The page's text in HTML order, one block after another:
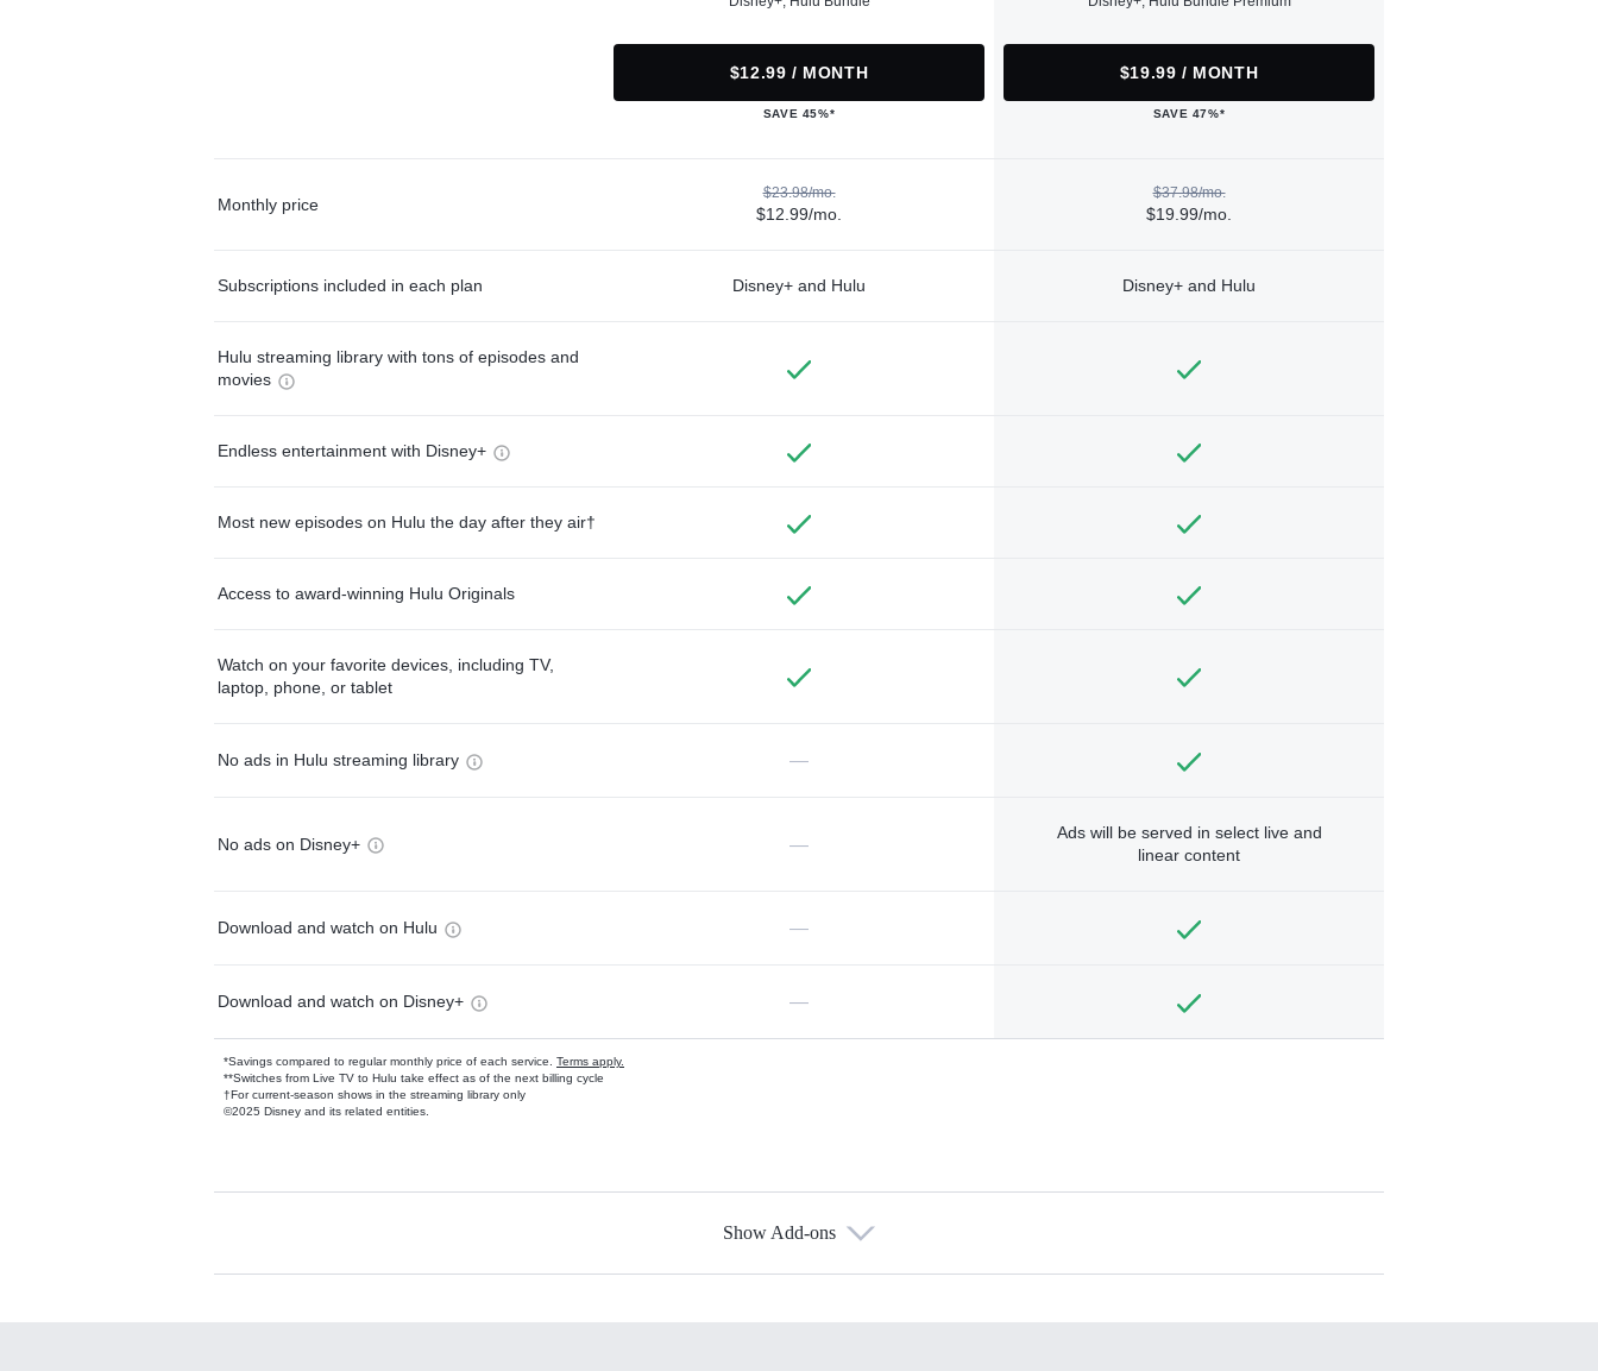
$12.99 / MONTH
SAVE 45%*
$19.99 / MONTH
SAVE 47%*
Monthly price
$23.98/mo.
$12.99/mo.
$37.98/mo.
$19.99/mo.
Subscriptions included in each plan Disney+ and Hulu Disney+ and Hulu
Hulu streaming library with tons of episodes and
movies
Endless entertainment with Disney+
Most new episodes on Hulu the day after they air†
Access to award-winning Hulu Originals
Watch on your favorite devices, including TV,
laptop, phone, or tablet
No ads in Hulu streaming library —
No ads on Disney+ —
Ads will be served in select live and
linear content
Download and watch on Hulu —
Download and watch on Disney+ —
*Savings compared to regular monthly price of each service. Terms apply.
**Switches from Live TV to Hulu take effect as of the next billing cycle
†For current-season shows in the streaming library only
©2025 Disney and its related entities.
Available Add-ons
Show Add-ons